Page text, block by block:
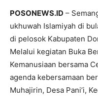
POSONEWS.ID –
ukhuwah Islamiyah di
di pelosok Kabupaten
Melalui kegiatan Buka
Kemanusiaan bersama
agenda kebersamaan
Muhajirin, Desa Pani’i,